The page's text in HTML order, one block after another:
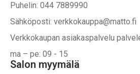
Puhelin: 044 7889990
Sähköposti: verkkokauppa@matto.fi
Verkkokaupan asiakaspalvelu
ma – pe: 09 - 15
Salon myymälä